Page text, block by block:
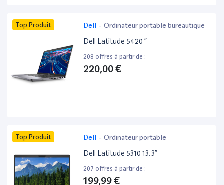
Top Produit Dell - Ordinateur portable bureautique
Dell Latitude 5420 ”
208 offres à partir de :
220,00 €
Top Produit Dell - Ordinateur portable
Dell Latitude 5310 13.3”
207 offres à partir de :
199,99 €